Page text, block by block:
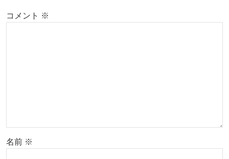
コメント ※
名前 ※